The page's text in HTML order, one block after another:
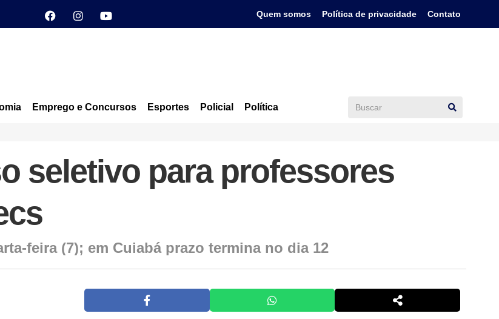
Quem somos Política de privacidade Contato
Emprego e Concursos Esportes Policial Política
seletivo para professores
feira (7); em Cuiabá prazo termina no dia 12